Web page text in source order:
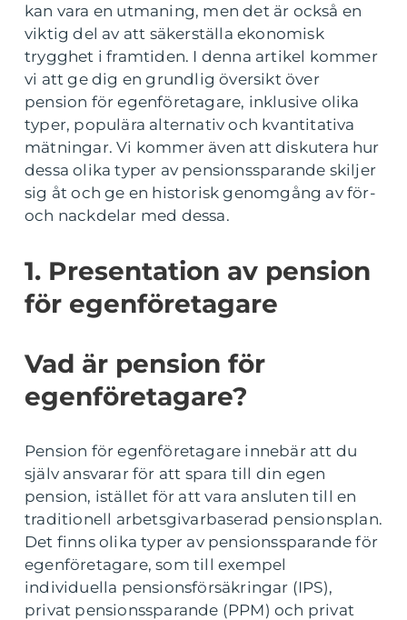
kan vara en utmaning, men det är också en
viktig del av att säkerställa ekonomisk
trygghet i framtiden. I denna artikel kommer
vi att ge dig en grundlig översikt över
pension för egenföretagare, inklusive olika
typer, populära alternativ och kvantitativa
mätningar. Vi kommer även att diskutera hur
dessa olika typer av pensionssparande skiljer
sig åt och ge en historisk genomgång av för-
och nackdelar med dessa.
1. Presentation av pension
för egenföretagare
Vad är pension för
egenföretagare?
Pension för egenföretagare innebär att du
själv ansvarar för att spara till din egen
pension, istället för att vara ansluten till en
traditionell arbetsgivarbaserad pensionsplan.
Det finns olika typer av pensionssparande för
egenföretagare, som till exempel
individuella pensionsförsäkringar (IPS),
privat pensionssparande (PPM) och privat